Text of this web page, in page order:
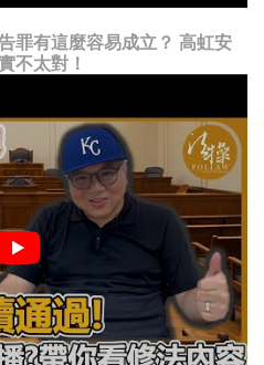
罪有這麼容易成立？ 高虹安
不太對！